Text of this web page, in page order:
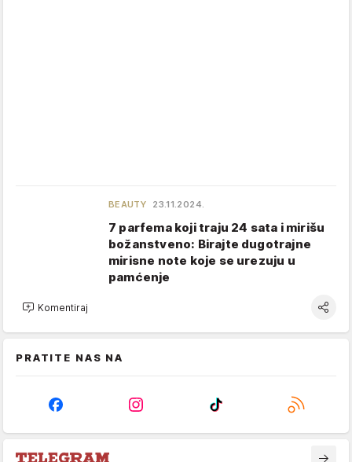
BEAUTY 23.11.2024.
7 parfema koji traju 24 sata i mirišu
božanstveno: Birajte dugotrajne
mirisne note koje se urezuju u
pamćenje
Komentiraj
PRATITE NAS NA